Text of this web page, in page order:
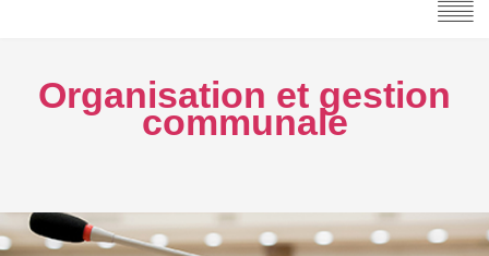
Organisation et gestion
communale